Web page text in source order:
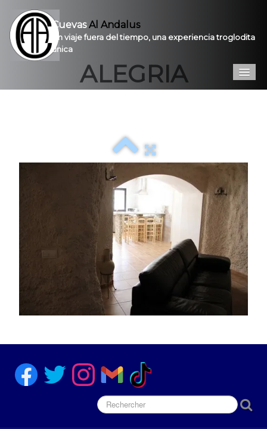
CuevasAl Andalus
Un viaje fuera del tiempo, una experiencia troglodita
única
ALEGRIA